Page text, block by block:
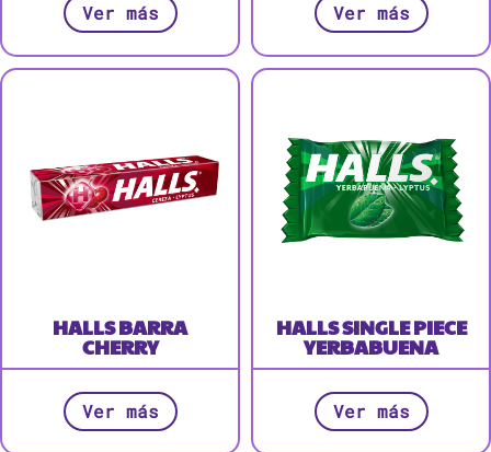
Ver más Ver más
HALLS BARRA
CHERRY
Ver más
HALLS SINGLE PIECE
YERBABUENA
Ver más